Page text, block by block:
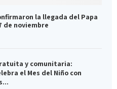
la llegada del Papa
de noviembre
y comunitaria:
el Mes del Niño con